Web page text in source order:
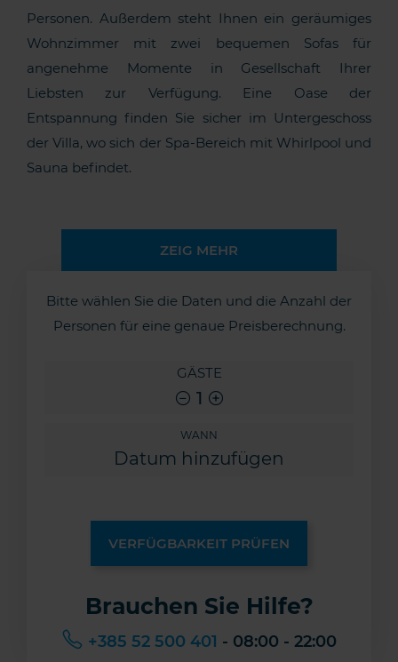
Personen. Außerdem steht Ihnen ein geräumiges
Wohnzimmer mit zwei bequemen Sofas für
angenehme Momente in Gesellschaft Ihrer
Liebsten zur Verfügung. Eine Oase der
Entspannung finden Sie sicher im Untergeschoss
der Villa, wo sich der Spa-Bereich mit Whirlpool und
Sauna befindet.
ZEIG MEHR
Bitte wählen Sie die Daten und die Anzahl der
Personen für eine genaue Preisberechnung.
GÄSTE
1
WANN
VERFÜGBARKEIT PRÜFEN
Brauchen Sie Hilfe?
+385 52 500 401 - 08:00 - 22:00